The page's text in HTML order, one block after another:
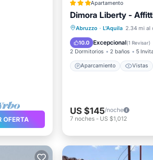
OFERTA
Apartamento
Dimora Liberty -
Abruzzo · L'Aquila 2.34 mi al
10.0 Excepcional(1 Revisar)
2 Dormitorios 2 baños 5
Aparcamiento Vistas
Aparcamiento
Apto para niños
US $145/noche
7 noches - US $1,012